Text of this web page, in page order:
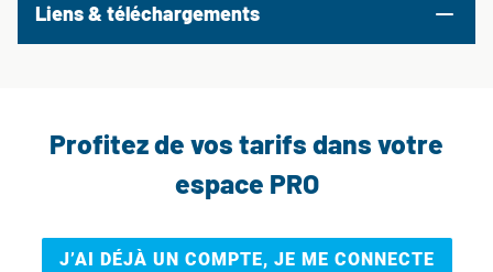
Liens & téléchargements
Profitez de vos tarifs dans votre
espace PRO
J’AI DÉJÀ UN COMPTE, JE ME CONNECTE